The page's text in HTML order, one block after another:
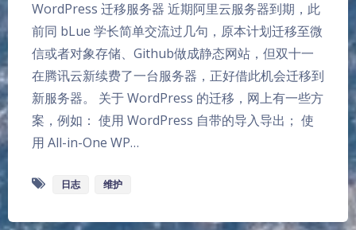
WordPress 迁移服务器 近期阿里云服务器到期，此
前同 bLue 学长简单交流过几句，原本计划迁移至微
信或者对象存储、Github做成静态网站，但双十一
在腾讯云新续费了一台服务器，正好借此机会迁移到
新服务器。 关于 WordPress 的迁移，网上有一些方
案，例如： 使用 WordPress 自带的导入导出； 使
用 All-in-One WP…
日志 维护